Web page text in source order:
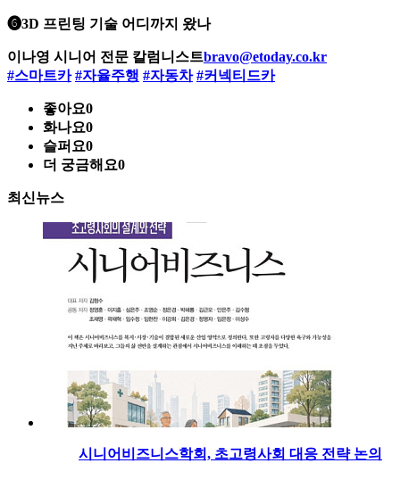
❻3D 프린팅 기술 어디까지 왔나
이나영 시니어 전문 칼럼니스트bravo@etoday.co.kr
#스마트카 #자율주행 #자동차 #커넥티드카
좋아요0
화나요0
슬퍼요0
더 궁금해요0
최신뉴스
시니어비즈니스학회, 초고령사회 대응 전략 논의